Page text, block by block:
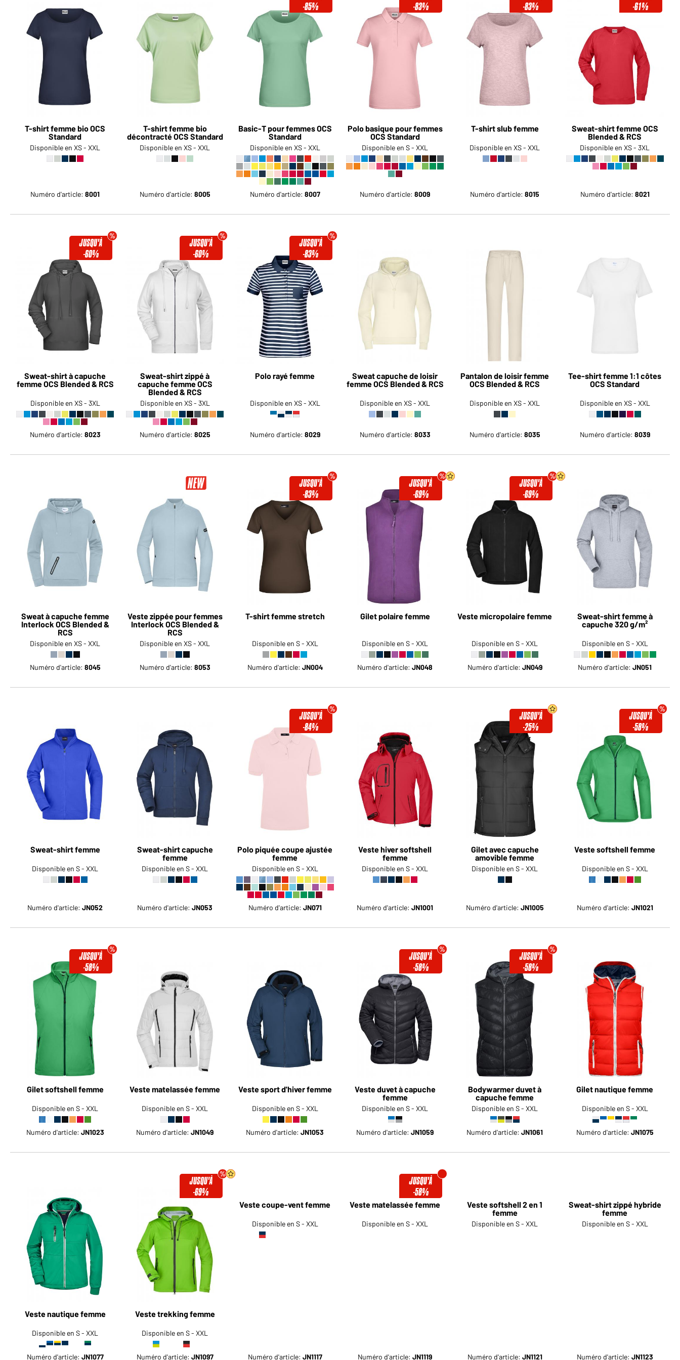
Devenez client maintenant!
Voudriez-vous acheter des
produits pour votre besoin privé?
Chemin d'accès au shop des
clients finaux
T-shirt femme bio OCS
Standard
Disponible en XS - XXL
Numéro d'article:8001
T-shirt femme bio
décontracté OCS Standard
Disponible en XS - XXL
Numéro d'article: 8005
-85%
Basic-T pour femmes OCS
Standard
Disponible en XS - XXL
Numéro d'article: 8007
-83%
Polo basique pour femmes
OCS Standard
Disponible en S - XXL
Numéro d'article:8009
-83%
T-shirt slub femme
Disponible en XS - XXL
Numéro d'article:8015
-61%
Sweat-shirt femme OCS
Blended & RCS
Disponible en XS - 3XL
Numéro d'article: 8021
JUSQU'À
-60%
Sweat-shirt à capuche
femme OCS Blended & RCS
Disponible en XS - 3XL
Numéro d'article: 8023
JUSQU'À
-60%
Sweat-shirt zippé à
capuche femme OCS
Blended & RCS
Disponible en XS - 3XL
Numéro d'article: 8025
JUSQU'À
-83%
Polo rayé femme
Disponible en XS - XXL
Numéro d'article: 8029
Sweat capuche de loisir
femme OCS Blended & RCS
Disponible en XS - XXL
Numéro d'article: 8033
Pantalon de loisir femme
OCS Blended & RCS
Disponible en XS - XXL
Numéro d'article: 8035
Tee-shirt femme 1:1 côtes
OCS Standard
Disponible en XS - XXL
Numéro d'article: 8039
Sweat à capuche femme
Interlock OCS Blended &
RCS
Disponible en XS - XXL
Numéro d'article: 8045
Veste zippée pour femmes
Interlock OCS Blended &
RCS
Disponible en XS - XXL
Numéro d'article: 8053
JUSQU'À
-83%
T-shirt femme stretch
Disponible en S - XXL
Numéro d'article: JN004
JUSQU'À
-69%
Gilet polaire femme
Disponible en S - XXL
Numéro d'article:JN048
JUSQU'À
-69%
Veste micropolaire femme
Disponible en S - XXL
Numéro d'article: JN049
Sweat-shirt femme à
capuche 320 g/m²
Disponible en S - XXL
Numéro d'article:JN051
Sweat-shirt femme
Disponible en S - XXL
Numéro d'article:JN052
Sweat-shirt capuche
femme
Disponible en S - XXL
Numéro d'article:JN053
JUSQU'À
-84%
Polo piquée coupe ajustée
femme
Disponible en S - XXL
Numéro d'article: JN071
Veste hiver softshell
femme
Disponible en S - XXL
Numéro d'article:JN1001
JUSQU'À
-25%
Gilet avec capuche
amovible femme
Disponible en S - XXL
Numéro d'article: JN1005
JUSQU'À
-58%
Veste softshell femme
Disponible en S - XXL
Numéro d'article: JN1021
JUSQU'À
-58%
Gilet softshell femme
Disponible en S - XXL
Numéro d'article: JN1023
Veste matelassée femme
Disponible en S - XXL
Numéro d'article:JN1049
Veste sport d'hiver femme
Disponible en S - XXL
Numéro d'article:JN1053
JUSQU'À
-58%
Veste duvet à capuche
femme
Disponible en S - XXL
Numéro d'article:JN1059
JUSQU'À
-58%
Bodywarmer duvet à
capuche femme
Disponible en S - XXL
Numéro d'article:JN1061
Gilet nautique femme
Disponible en S - XXL
Numéro d'article: JN1075
Veste nautique femme
Disponible en S - XXL
Numéro d'article: JN1077
JUSQU'À
-69%
Veste trekking femme
Disponible en S - XXL
Numéro d'article: JN1097 Numéro d'article: JN1117
JUSQU'À
-58%
Numéro d'article:JN1119
Veste softshell 2 en 1
femme
Disponible en S - XXL
Numéro d'article: JN1121
Sweat-shirt zippé hybride
femme
Disponible en S - XXL
Numéro d'article: JN1123